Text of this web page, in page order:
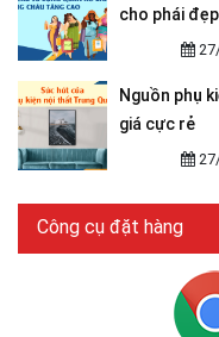
cho phái đẹp
Nguồn phụ
giá cực rẻ
Công cụ đặt hàng